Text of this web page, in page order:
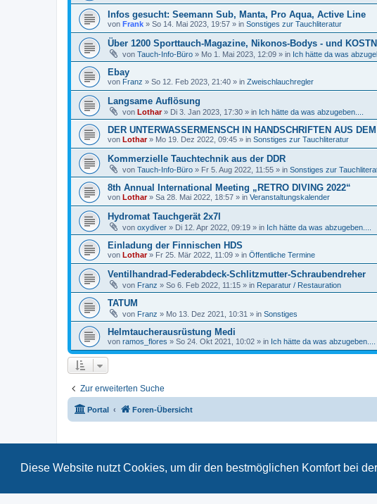
Diese Website nutzt Cookies, um dir den bestmöglichen Komfort bei
Infos gesucht: Seemann Sub, Manta, Pro Aqua, Active Line
von Frank » So 14. Mai 2023, 19:57 » in Sonstiges zur Tauchliteratur
Über 1200 Sporttauch-Magazine, Nikonos-Bodys - und
von Tauch-Info-Büro » Mo 1. Mai 2023, 12:09 » in Ich hätte da was
Ebay
von Franz » So 12. Feb 2023, 21:40 » in Zweischlauchregler
Langsame Auflösung
von Lothar» Di 3. Jan 2023, 17:30 » in Ich hätte da was abzugeben....
DER UNTERWASSERMENSCH IN HANDSCHRIFTEN AUS
von Lothar» Mo 19. Dez 2022, 09:45 » in Sonstiges zur Tauchliteratur
Kommerzielle Tauchtechnik aus der DDR
von Tauch-Info-Büro » Fr 5. Aug 2022, 11:55 » in Sonstiges zur
8th Annual International Meeting „RETRO DIVING 2022“
von Lothar» Sa 28. Mai 2022, 18:57 » in Veranstaltungskalender
Hydromat Tauchgerät 2x7l
von oxydiver » Di 12. Apr 2022, 09:19 » in Ich hätte da was abzugeben....
Einladung der Finnischen HDS
von Lothar» Fr 25. Mär 2022, 11:09 » in Öffentliche Termine
Ventilhandrad-Federabdeck-Schlitzmutter-Schraubendreher
von Franz » So 6. Feb 2022, 11:15 » in Reparatur / Restauration
TATUM
von Franz » Mo 13. Dez 2021, 10:31 » in Sonstiges
Helmtaucherausrüstung Medi
von ramos_flores » So 24. Okt 2021, 10:02 » in Ich hätte da was abzugeben....
Zur erweiterten Suche
Portal Foren-Übersicht